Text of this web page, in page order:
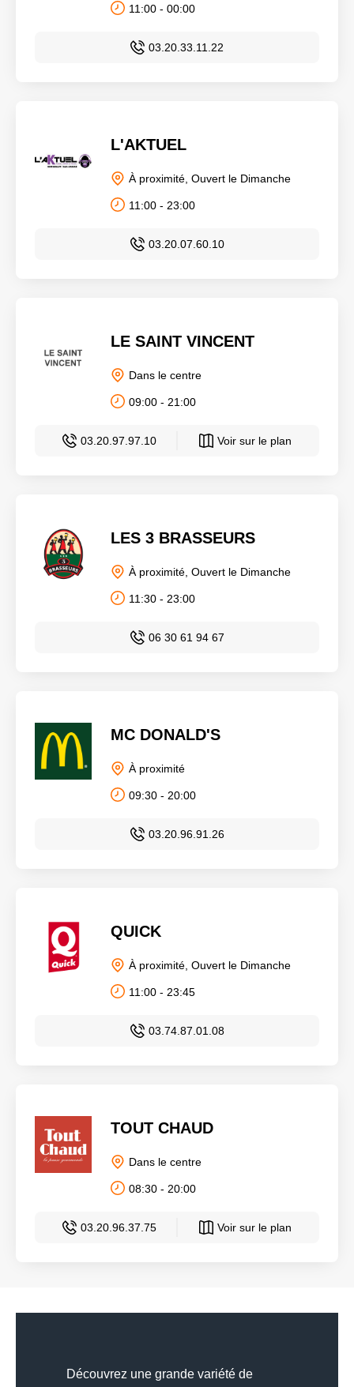
11:00 - 00:00
03.20.33.11.22
L'AKTUEL
À proximité, Ouvert le Dimanche
11:00 - 23:00
03.20.07.60.10
LE SAINT VINCENT
Dans le centre
09:00 - 21:00
03.20.97.97.10 Voir sur le plan
LES 3 BRASSEURS
À proximité, Ouvert le Dimanche
11:30 - 23:00
06 30 61 94 67
MC DONALD'S
À proximité
09:30 - 20:00
03.20.96.91.26
QUICK
À proximité, Ouvert le Dimanche
11:00 - 23:45
03.74.87.01.08
TOUT CHAUD
Dans le centre
08:30 - 20:00
03.20.96.37.75 Voir sur le plan
Découvrez une grande variété de